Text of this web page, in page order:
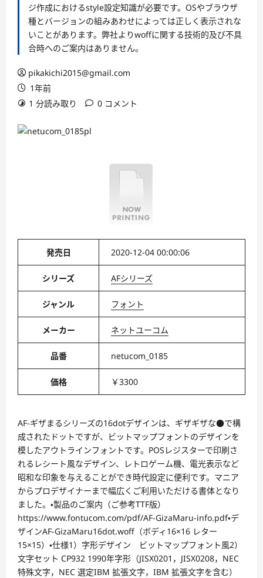
ジ作成におけるstyle設定知識が必要です。OSやブラウザ
種とバージョンの組みあわせによっては正しく表示されな
いことがあります。弊社よりwoffに関する技術的及び不具
合時へのご案内はありません。
pikakichi2015@gmail.com
1年前
1 分読み取り
0 コメント
発売日 2020-12-04 00:00:06
シリーズ AFシリーズ
ジャンル フォント
メーカー ネットユーコム
品番 netucom_0185
価格 ￥3300
AF-ギザまるシリーズの16dotデザインは、ギザギザな●で構
成されたドットですが、ビットマップフォントのデザインを
模したアウトラインフォントです。POSレジスターで印刷さ
れるレシート風なデザイン、レトロゲーム機、電光表示など
昭和な印象を与えることができ時代設定に便利です。マニア
からプロデザイナーまで幅広くご利用いただける書体となり
ました。・製品のご案内（ご参考TTF版）
https://www.fontucom.com/pdf/AF-GizaMaru-info.pdf・デ
ザインAF-GizaMaru16dot.woff（ボディ16×16 レター
15×15）・仕様1）字形デザイン ビットマップフォント風2）
文字セット CP932 1990年字形（JISX0201，JISX0208，NEC
特殊文字，NEC 選定IBM 拡張文字，IBM 拡張文字を含む）